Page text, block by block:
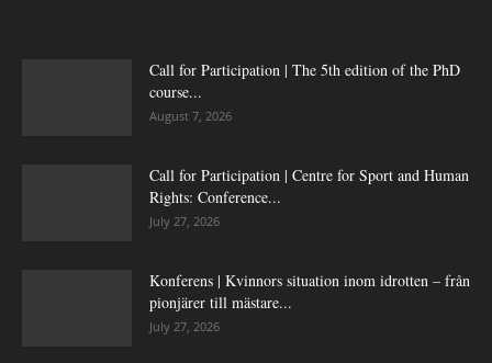
Call for Participation | The 5th edition of the PhD
course...
August 7, 2026
Call for Participation | Centre for Sport and Human
Rights: Conference...
July 27, 2026
Konferens | Kvinnors situation inom idrotten – från
pionjärer till mästare...
July 27, 2026